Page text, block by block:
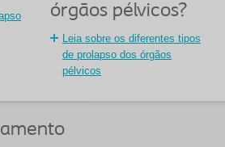
órgãos pélvicos?
Leia sobre os diferentes tipos
de prolapso dos órgãos
pélvicos